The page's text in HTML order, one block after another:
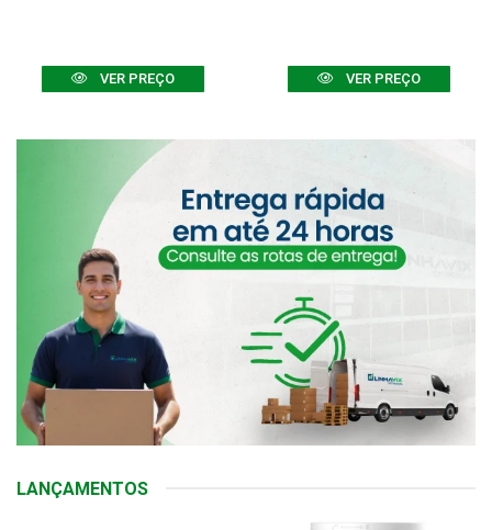
VER PREÇO VER PREÇO
LANÇAMENTOS